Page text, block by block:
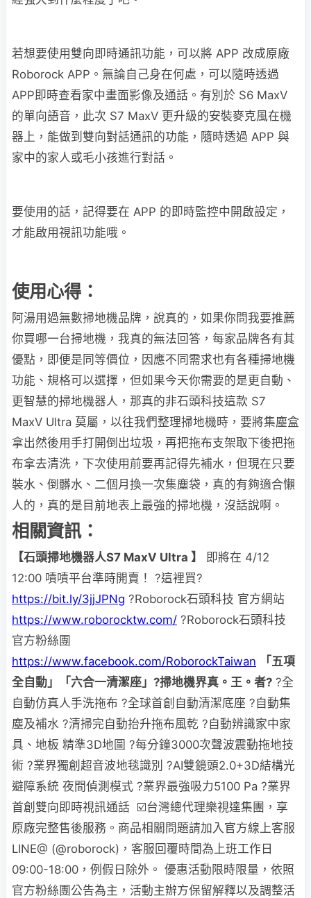
若想要使用雙向即時通訊功能，可以將 APP 改成原廠
Roborock APP。無論自己身在何處，可以隨時透過
APP即時查看家中畫面影像及通話。有別於 S6 MaxV
的單向語音，此次 S7 MaxV 更升級的安裝麥克風在機
器上，能做到雙向對話通訊的功能，隨時透過 APP 與
家中的家人或毛小孩進行對話。
要使用的話，記得要在 APP 的即時監控中開啟設定，
才能啟用視訊功能哦。
使用心得：
阿湯用過無數掃地機品牌，說真的，如果你問我要推薦
你買哪一台掃地機，我真的無法回答，每家品牌各有其
優點，即便是同等價位，因應不同需求也有各種掃地機
功能、規格可以選擇，但如果今天你需要的是更自動、
更智慧的掃地機器人，那真的非石頭科技這款 S7
MaxV Ultra 莫屬，以往我們整理掃地機時，要將集塵盒
拿出然後用手打開倒出垃圾，再把拖布支架取下後把拖
布拿去清洗，下次使用前要再記得先補水，但現在只要
裝水、倒髒水、二個月換一次集塵袋，真的有夠適合懶
人的，真的是目前地表上最強的掃地機，沒話說啊。
相關資訊：
【石頭掃地機器人S7 MaxV Ultra 】
即將在 4/12
12:00 嘖嘖平台準時開賣！ ?這裡買?
https://bit.ly/3jjJPNg ?Roborock石頭科技 官方網站
https://www.roborocktw.com/ ?Roborock石頭科技
官方粉絲團
https://www.facebook.com/RoborockTaiwan
「五項
全自動」「六合一清潔座」?掃地機界真。王。者? ?全
自動仿真人手洗拖布 ?全球首創自動清潔底座 ?自動集
塵及補水 ?清掃完自動抬升拖布風乾 ?自動辨識家中家
具、地板 精準3D地圖 ?每分鐘3000次聲波震動拖地技
術 ?業界獨創超音波地毯識別 ?AI雙鏡頭2.0+3D結構光
避障系統 夜間偵測模式 ?業界最強吸力5100 Pa ?業界
首創雙向即時視訊通話 ☑️台灣總代理樂視達集團，享
原廠完整售後服務。商品相關問題請加入官方線上客服
LINE@ (@roborock)，客服回覆時間為上班工作日
09:00-18:00，例假日除外。 優惠活動限時限量，依照
官方粉絲團公告為主，活動主辦方保留解釋以及調整活